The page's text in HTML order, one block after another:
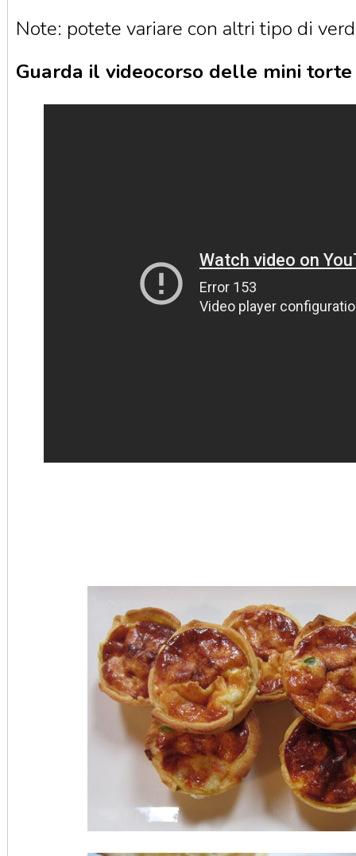
Note: potete variare con altri tipo di
Guarda il videocorso delle mini